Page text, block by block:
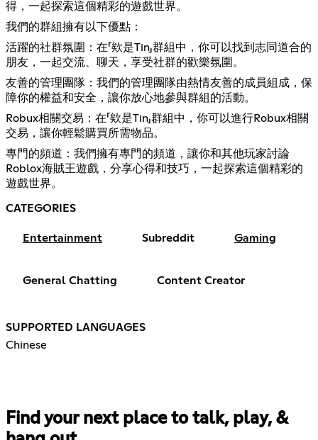
得，一起探索這個精彩的遊戲世界。
我們的群組擁有以下優點：
活躍的社群氛圍：在「欸是Tin」群組中，你可以找到志同道合的
朋友，一起交流、聊天，享受社群的歡樂氛圍。
友善的管理團隊：我們的管理團隊由熱情友善的成員組成，保
障你的權益和安全，讓你放心地參與群組的活動。
Robux相關交易：在「欸是Tin」群組中，你可以進行Robux相關
交易，讓你輕鬆購買所需物品。
專門的頻道：我們擁有專門的頻道，讓你和其他玩家討論
Roblox海賊王遊戲，分享心得和技巧，一起探索這個精彩的
遊戲世界。
CATEGORIES
Entertainment Subreddit Gaming
General Chatting Content Creator
SUPPORTED LANGUAGES
Chinese
Find your next place to talk, play, &